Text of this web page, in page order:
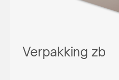
Verpakking zb